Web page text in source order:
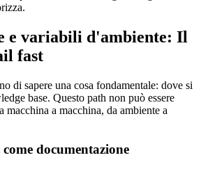
e variabili d'ambiente: Il
fast
di sapere una cosa fondamentale: dove si
base. Questo path non può essere
a macchina, da ambiente a
documentazione